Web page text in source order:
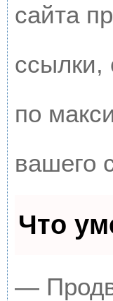
сайта
ссылки,
по
вашего
Что
—